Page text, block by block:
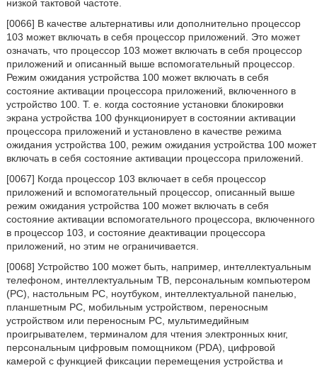
низкой тактовой частоте.
[0066] В качестве альтернативы или дополнительно процессор
103 может включать в себя процессор приложений. Это может
означать, что процессор 103 может включать в себя процессор
приложений и описанный выше вспомогательный процессор.
Режим ожидания устройства 100 может включать в себя
состояние активации процессора приложений, включенного в
устройство 100. Т. е. когда состояние установки блокировки
экрана устройства 100 функционирует в состоянии активации
процессора приложений и установлено в качестве режима
ожидания устройства 100, режим ожидания устройства 100 может
включать в себя состояние активации процессора приложений.
[0067] Когда процессор 103 включает в себя процессор
приложений и вспомогательный процессор, описанный выше
режим ожидания устройства 100 может включать в себя
состояние активации вспомогательного процессора, включенного
в процессор 103, и состояние деактивации процессора
приложений, но этим не ограничивается.
[0068] Устройство 100 может быть, например, интеллектуальным
телефоном, интеллектуальным ТВ, персональным компьютером
(PC), настольным PC, ноутбуком, интеллектуальной панелью,
планшетным PC, мобильным устройством, переносным
устройством или переносным PC, мультимедийным
проигрывателем, терминалом для чтения электронных книг,
персональным цифровым помощником (PDA), цифровой
камерой с функцией фиксации перемещения устройства и